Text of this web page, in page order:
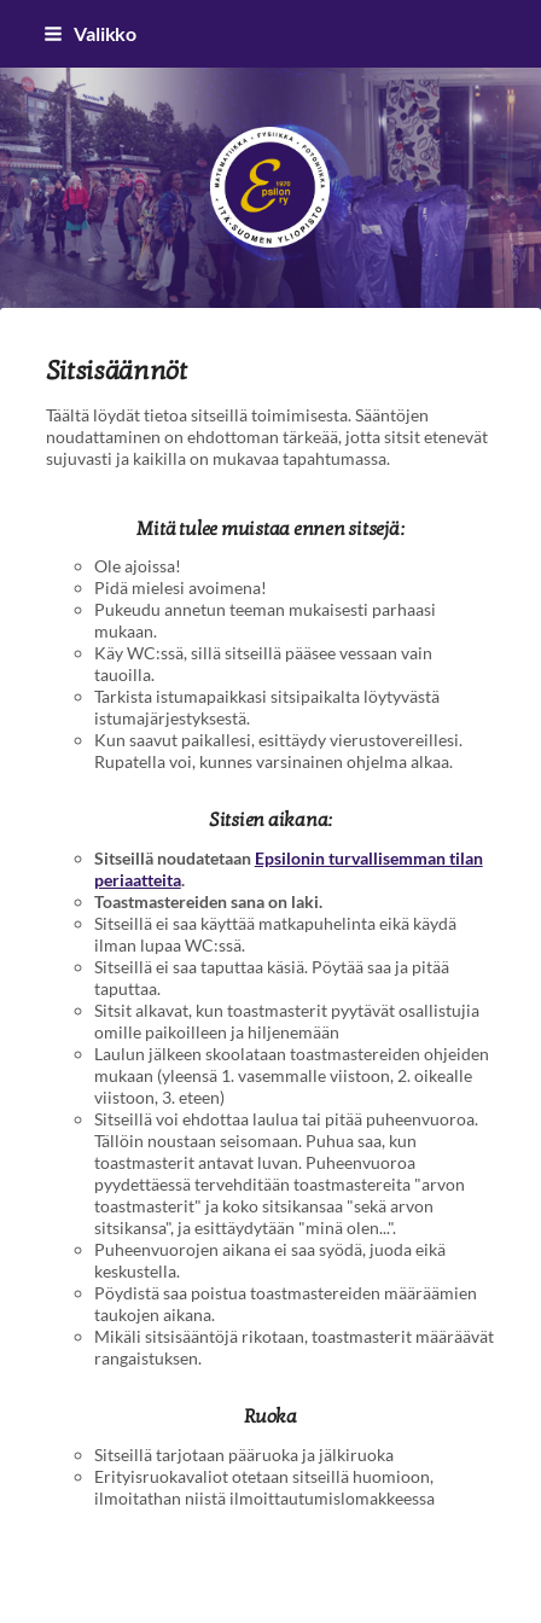
Siirry
sivun
sisältöön
Valikko
Epsilon ry
Sitsisäännöt
Täältä löydät tietoa sitseillä toimimisesta. Sääntöjen
noudattaminen on ehdottoman tärkeää, jotta sitsit etenevät
sujuvasti ja kaikilla on mukavaa tapahtumassa.
Mitä tulee muistaa ennen sitsejä:
Ole ajoissa!
Pidä mielesi avoimena!
Pukeudu annetun teeman mukaisesti parhaasi
mukaan.
Käy WC:ssä, sillä sitseillä pääsee vessaan vain
tauoilla.
Tarkista istumapaikkasi sitsipaikalta löytyvästä
istumajärjestyksestä.
Kun saavut paikallesi, esittäydy vierustovereillesi.
Rupatella voi, kunnes varsinainen ohjelma alkaa.
Sitsien aikana:
Sitseillä noudatetaan Epsilonin turvallisemman tilan
periaatteita.
Toastmastereiden sana on laki.
Sitseillä ei saa käyttää matkapuhelinta eikä käydä
ilman lupaa WC:ssä.
Sitseillä ei saa taputtaa käsiä. Pöytää saa ja pitää
taputtaa.
Sitsit alkavat, kun toastmasterit pyytävät osallistujia
omille paikoilleen ja hiljenemään
Laulun jälkeen skoolataan toastmastereiden ohjeiden
mukaan (yleensä 1. vasemmalle viistoon, 2. oikealle
viistoon, 3. eteen)
Sitseillä voi ehdottaa laulua tai pitää puheenvuoroa.
Tällöin noustaan seisomaan. Puhua saa, kun
toastmasterit antavat luvan. Puheenvuoroa
pyydettäessä tervehditään toastmastereita "arvon
toastmasterit" ja koko sitsikansaa "sekä arvon
sitsikansa", ja esittäydytään "minä olen...".
Puheenvuorojen aikana ei saa syödä, juoda eikä
keskustella.
Pöydistä saa poistua toastmastereiden määräämien
taukojen aikana.
Mikäli sitsisääntöjä rikotaan, toastmasterit määräävät
rangaistuksen.
Ruoka
Sitseillä tarjotaan pääruoka ja jälkiruoka
Erityisruokavaliot otetaan sitseillä huomioon,
ilmoitathan niistä ilmoittautumislomakkeessa